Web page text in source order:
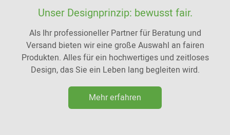
Unser Designprinzip: bewusst fair.
Als Ihr professioneller Partner für Beratung und
Versand bieten wir eine große Auswahl an fairen
Produkten. Alles für ein hochwertiges und zeitloses
Design, das Sie ein Leben lang begleiten wird.
Mehr erfahren